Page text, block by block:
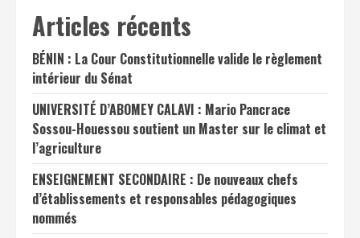
Articles récents
BÉNIN : La Cour Constitutionnelle valide le règlement
intérieur du Sénat
UNIVERSITÉ D’ABOMEY CALAVI : Mario Pancrace
Sossou-Houessou soutient un Master sur le climat et
l’agriculture
ENSEIGNEMENT SECONDAIRE : De nouveaux chefs
d’établissements et responsables pédagogiques
nommés